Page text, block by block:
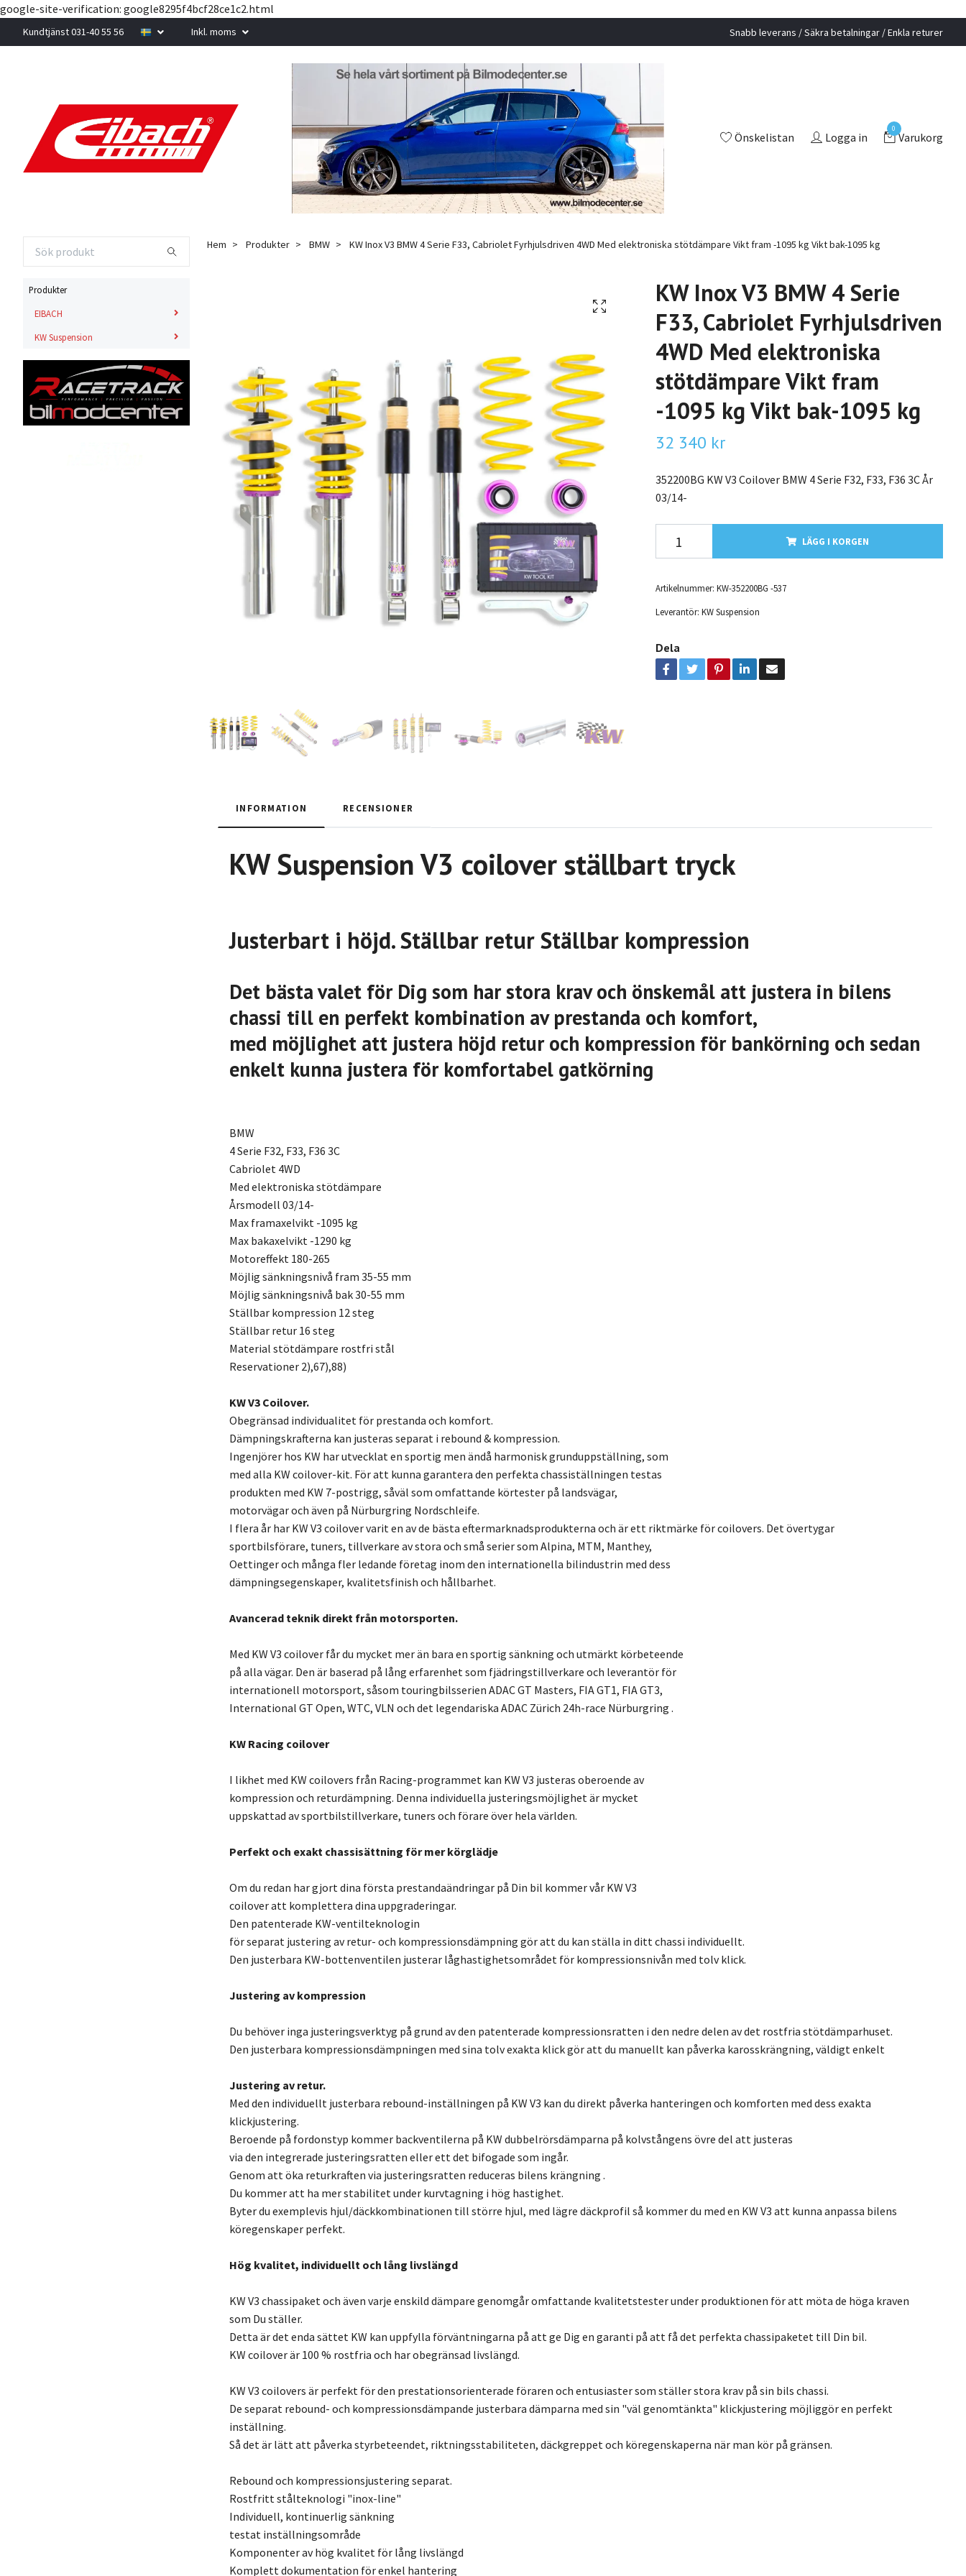
google-site-verification: google8295f4bcf28ce1c2.html
Kundtjänst 031-40 55 56 Inkl. moms Snabb leverans / Säkra betalningar / Enkla returer
Önskelistan Logga in
0
Varukorg
Produkter
EIBACH
KW Suspension
Hem Produkter BMW KW Inox V3 BMW 4 Serie F33, Cabriolet Fyrhjulsdriven 4WD Med elektroniska stötdämpare Vikt fram -1095 kg Vikt bak-1095 kg
KW Inox V3 BMW 4 Serie
F33, Cabriolet Fyrhjulsdriven
4WD Med elektroniska
stötdämpare Vikt fram
-1095 kg Vikt bak-1095 kg
32 340 kr
352200BG KW V3 Coilover BMW 4 Serie F32, F33, F36 3C År
03/14-
LÄGG I KORGEN
Artikelnummer: KW-352200BG -537
Leverantör: KW Suspension
Dela
INFORMATION RECENSIONER
KW Suspension V3 coilover ställbart tryck
Justerbart i höjd. Ställbar retur Ställbar kompression
Det bästa valet för Dig som har stora krav och önskemål att justera in bilens
chassi till en perfekt kombination av prestanda och komfort,
med möjlighet att justera höjd retur och kompression för bankörning och sedan
enkelt kunna justera för komfortabel gatkörning
BMW
4 Serie F32, F33, F36 3C
Cabriolet 4WD
Med elektroniska stötdämpare
Årsmodell 03/14-
Max framaxelvikt -1095 kg
Max bakaxelvikt -1290 kg
Motoreffekt 180-265
Möjlig sänkningsnivå fram 35-55 mm
Möjlig sänkningsnivå bak 30-55 mm
Ställbar kompression 12 steg
Ställbar retur 16 steg
Material stötdämpare rostfri stål
Reservationer 2),67),88)
KW V3 Coilover.
Obegränsad individualitet för prestanda och komfort.
Dämpningskrafterna kan justeras separat i rebound & kompression.
Ingenjörer hos KW har utvecklat en sportig men ändå harmonisk grunduppställning, som
med alla KW coilover-kit. För att kunna garantera den perfekta chassiställningen testas
produkten med KW 7-postrigg, såväl som omfattande körtester på landsvägar,
motorvägar och även på Nürburgring Nordschleife.
I flera år har KW V3 coilover varit en av de bästa eftermarknadsprodukterna och är ett riktmärke för coilovers. Det övertygar
sportbilsförare, tuners, tillverkare av stora och små serier som Alpina, MTM, Manthey,
Oettinger och många fler ledande företag inom den internationella bilindustrin med dess
dämpningsegenskaper, kvalitetsfinish och hållbarhet.
Avancerad teknik direkt från motorsporten.
Med KW V3 coilover får du mycket mer än bara en sportig sänkning och utmärkt körbeteende
på alla vägar. Den är baserad på lång erfarenhet som fjädringstillverkare och leverantör för
internationell motorsport, såsom touringbilsserien ADAC GT Masters, FIA GT1, FIA GT3,
International GT Open, WTC, VLN och det legendariska ADAC Zürich 24h-race Nürburgring .
KW Racing coilover
I likhet med KW coilovers från Racing-programmet kan KW V3 justeras oberoende av
kompression och returdämpning. Denna individuella justeringsmöjlighet är mycket
uppskattad av sportbilstillverkare, tuners och förare över hela världen.
Perfekt och exakt chassisättning för mer körglädje
Om du redan har gjort dina första prestandaändringar på Din bil kommer vår KW V3
coilover att komplettera dina uppgraderingar.
Den patenterade KW-ventilteknologin
för separat justering av retur- och kompressionsdämpning gör att du kan ställa in ditt chassi individuellt.
Den justerbara KW-bottenventilen justerar låghastighetsområdet för kompressionsnivån med tolv klick.
Justering av kompression
Du behöver inga justeringsverktyg på grund av den patenterade kompressionsratten i den nedre delen av det rostfria stötdämparhuset.
Den justerbara kompressionsdämpningen med sina tolv exakta klick gör att du manuellt kan påverka karosskrängning, väldigt enkelt
Justering av retur.
Med den individuellt justerbara rebound-inställningen på KW V3 kan du direkt påverka hanteringen och komforten med dess exakta
klickjustering.
Beroende på fordonstyp kommer backventilerna på KW dubbelrörsdämparna på kolvstångens övre del att justeras
via den integrerade justeringsratten eller ett det bifogade som ingår.
Genom att öka returkraften via justeringsratten reduceras bilens krängning .
Du kommer att ha mer stabilitet under kurvtagning i hög hastighet.
Byter du exemplevis hjul/däckkombinationen till större hjul, med lägre däckprofil så kommer du med en KW V3 att kunna anpassa bilens
köregenskaper perfekt.
Hög kvalitet, individuellt och lång livslängd
KW V3 chassipaket och även varje enskild dämpare genomgår omfattande kvalitetstester under produktionen för att möta de höga kraven
som Du ställer.
Detta är det enda sättet KW kan uppfylla förväntningarna på att ge Dig en garanti på att få det perfekta chassipaketet till Din bil.
KW coilover är 100 % rostfria och har obegränsad livslängd.
KW V3 coilovers är perfekt för den prestationsorienterade föraren och entusiaster som ställer stora krav på sin bils chassi.
De separat rebound- och kompressionsdämpande justerbara dämparna med sin "väl genomtänkta" klickjustering möjliggör en perfekt
inställning.
Så det är lätt att påverka styrbeteendet, riktningsstabiliteten, däckgreppet och köregenskaperna när man kör på gränsen.
Rebound och kompressionsjustering separat.
Rostfritt stålteknologi "inox-line"
Individuell, kontinuerlig sänkning
testat inställningsområde
Komponenter av hög kvalitet för lång livslängd
Komplett dokumentation för enkel hantering